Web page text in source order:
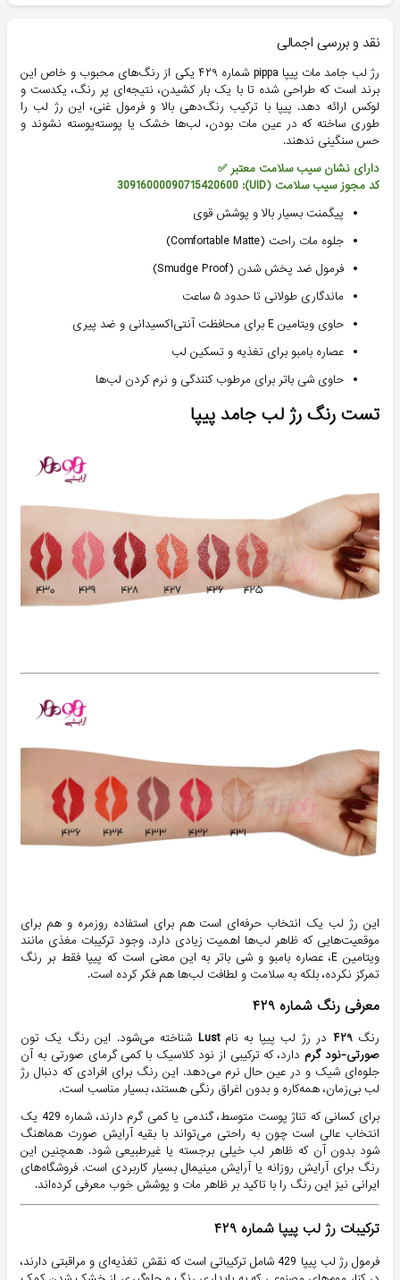
نقد و بررسی اجمالی
رژ لب جامد مات پیپا pippa شماره ۴۲۹ یکی از رنگ‌های محبوب و خاص این
برند است که طراحی شده تا با یک بار کشیدن، نتیجه‌ای پر رنگ، یکدست و
لوکس ارائه دهد. پیپا با ترکیب رنگ‌دهی بالا و فرمول غنی، این رژ لب را
طوری ساخته که در عین مات بودن، لب‌ها خشک یا پوسته‌پوسته نشوند و
حس سنگینی ندهند.
دارای نشان سیب سلامت معتبر ✅
کد مجوز سیب سلامت (UID): 30916000090715420600
پیگمنت بسیار بالا و پوشش قوی
جلوه مات راحت (Comfortable Matte)
فرمول ضد پخش شدن (Smudge Proof)
ماندگاری طولانی تا حدود ۵ ساعت
حاوی ویتامین E برای محافظت آنتی‌اکسیدانی و ضد پیری
عصاره بامبو برای تغذیه و تسکین لب
حاوی شی باتر برای مرطوب کنندگی و نرم کردن لب‌ها
تست رنگ رژ لب جامد پیپا
این رژ لب یک انتخاب حرفه‌ای است هم برای استفاده روزمره و هم برای
موقعیت‌هایی که ظاهر لب‌ها اهمیت زیادی دارد. وجود ترکیبات مغذی مانند
ویتامین E، عصاره بامبو و شی باتر به این معنی است که پیپا فقط بر رنگ
تمرکز نکرده، بلکه به سلامت و لطافت لب‌ها هم فکر کرده است.
معرفی رنگ شماره ۴۲۹
رنگ۴۲۹ در رژ لب پیپا به نامLust شناخته می‌شود. این رنگ یک تون
صورتی-نود گرم دارد، که ترکیبی از نود کلاسیک با کمی گرمای صورتی به آن
جلوه‌ای شیک و در عین حال نرم می‌دهد. این رنگ برای افرادی که دنبال رژ
لب بی‌زمان، همه‌کاره و بدون اغراق رنگی هستند، بسیار مناسب است.
برای کسانی که تناژ پوست متوسط، گندمی یا کمی گرم دارند، شماره 429 یک
انتخاب عالی است چون به راحتی می‌تواند با بقیه آرایش صورت هماهنگ
شود بدون آن که ظاهر لب خیلی برجسته یا غیرطبیعی شود. همچنین این
رنگ برای آرایش روزانه یا آرایش مینیمال بسیار کاربردی است. فروشگاه‌های
ایرانی نیز این رنگ را با تاکید بر ظاهر مات و پوشش خوب معرفی کرده‌اند.
ترکیبات رژ لب پیپا شماره ۴۲۹
فرمول رژ لب پیپا 429 شامل ترکیباتی است که نقش تغذیه‌ای و مراقبتی دارند،